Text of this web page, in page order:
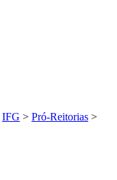
IFG > Pró-Reitorias >